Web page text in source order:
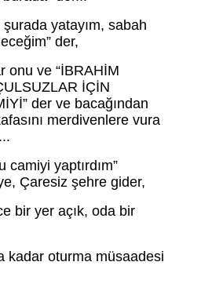
yatayım, sabah
der,
onu ve “İBRAHİM
İÇİN
der ve bacağından
merdivenlere vura
camiyi yaptırdım”
Çaresiz şehre gider,
bir yer açık, oda bir
kadar oturma müsaadesi